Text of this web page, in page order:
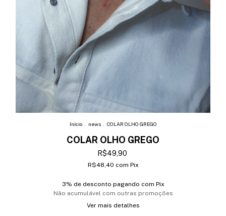
Início news COLAR OLHO GREGO
COLAR OLHO GREGO
R$49,90
R$48,40 com Pix
3% de desconto pagando com Pix
Não acumulável com outras promoções
Ver mais detalhes